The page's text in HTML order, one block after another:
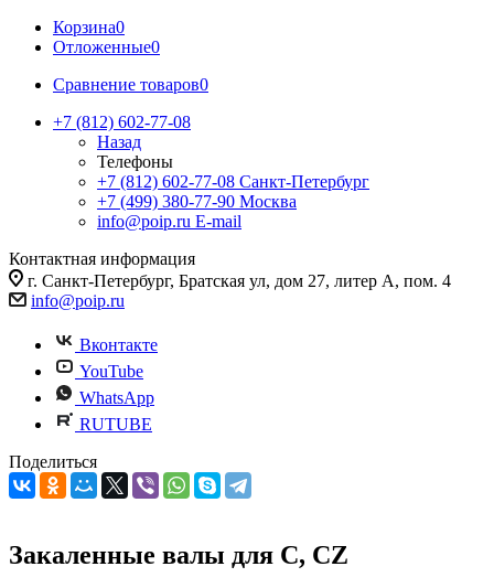
Корзина0
Отложенные0
Сравнение товаров0
+7 (812) 602-77-08
Назад
Телефоны
+7 (812) 602-77-08 Санкт-Петербург
+7 (499) 380-77-90 Москва
info@poip.ru E-mail
Контактная информация
г. Санкт-Петербург, Братская ул, дом 27, литер А, пом. 4
info@poip.ru
Вконтакте
YouTube
WhatsApp
RUTUBE
Поделиться
Закаленные валы для C, CZ